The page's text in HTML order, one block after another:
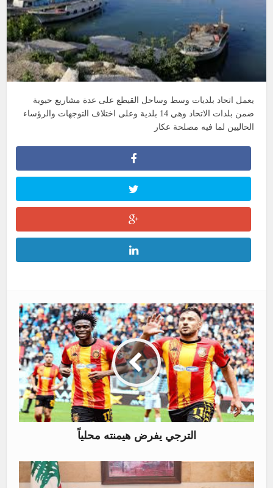
يعمل اتحاد بلديات وسط وساحل القيطع على عدة مشاريع حيوية
ضمن بلدات الاتحاد وهي 14 بلدية وعلى اختلاف التوجهات والرؤساء
الحاليين لما فيه مصلحة عكار
الترجي يفرض هيمنته محلياً